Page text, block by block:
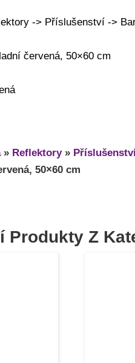
-> Příslušenství ->
červená, 50×60 cm
» Reflektory»
50×60 cm
Produkty Z